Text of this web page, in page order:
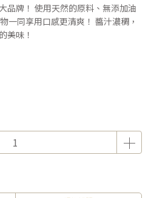
品牌！ 使用天然的原料、無添加油
一同享用口感更清爽！ 醬汁濃稠，
美味！